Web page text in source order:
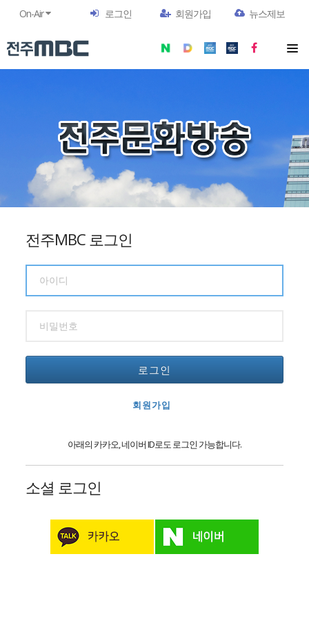
On-Air 로그인 회원가입 뉴스제보
전주MBC 로그인
로그인
회원가입
아래의 카카오, 네이버 ID로도 로그인 가능합니다.
소셜 로그인